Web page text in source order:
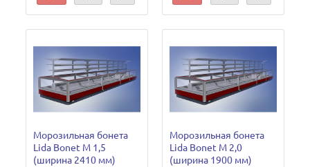
Морозильная бонета
Lida Bonet М 1,5
(ширина 2410 мм)
Морозильная бонета
Lida Bonet М 2,0
(ширина 1900 мм)